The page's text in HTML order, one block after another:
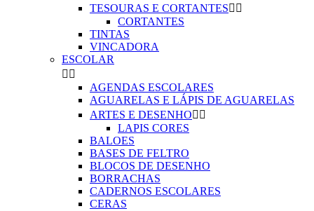
TESOURAS E CORTANTES 
CORTANTES
TINTAS
VINCADORA
ESCOLAR
 
AGENDAS ESCOLARES
AGUARELAS E LÁPIS DE AGUARELAS
ARTES E DESENHO 
LAPIS CORES
BALOES
BASES DE FELTRO
BLOCOS DE DESENHO
BORRACHAS
CADERNOS ESCOLARES
CERAS